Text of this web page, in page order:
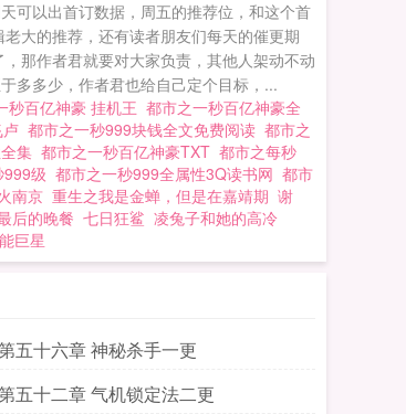
可以出首订数据，周五的推荐位，和这个首
大的推荐，还有读者朋友们每天的催更期
那作者君就要对大家负责，其他人架动不动
多多少，作者君也给自己定个目标，...
秒百亿神豪 挂机王 都市之一秒百亿神豪全
都市之一秒999块钱全文免费阅读 都市之
集 都市之一秒百亿神豪TXT 都市之每秒
级 都市之一秒999全属性3Q读书网 都市
南京 重生之我是金蝉，但是在嘉靖期 谢
后的晚餐 七日狂鲨 凌兔子和她的高冷
巨星
五十六章 神秘杀手一更
五十二章 气机锁定法二更